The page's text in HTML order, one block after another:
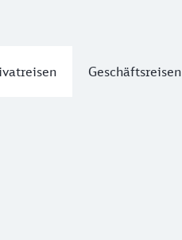
Geschäftsreisen